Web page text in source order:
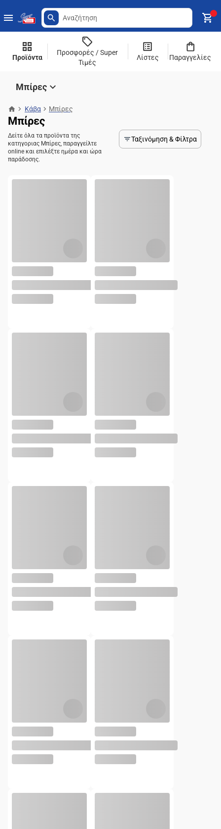
Προϊόντα
Προσφορές / Super
Τιμές
Λίστες Παραγγελίες
Μπίρες
Κάβα Μπίρες
Μπίρες
Δείτε όλα τα προϊόντα της
κατηγοριας Μπίρες, παραγγείλτε
online και επιλέξτε ημέρα και ώρα
παράδοσης.
Ταξινόμηση & Φίλτρα